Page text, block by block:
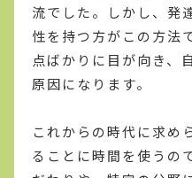
流でした。しかし、発
性を持つ方がこの方法
点ばかりに目が向き、
原因になります。
これからの時代に求め
ることに時間を使うの